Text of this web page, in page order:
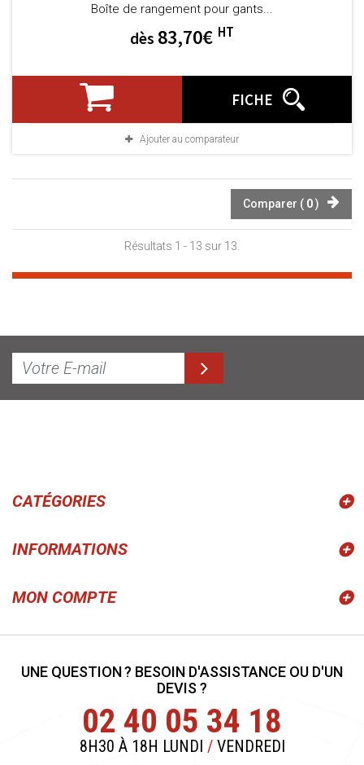
Boîte de rangement pour gants...
dès 83,70€ HT
FICHE
Ajouter au comparateur
Comparer ( 0)
Résultats 1 - 13 sur 13.
CATÉGORIES
INFORMATIONS
MON COMPTE
UNE QUESTION ? BESOIN D'ASSISTANCE OU D'UN
DEVIS ?
02 40 05 34 18
8H30 À 18H LUNDI /VENDREDI